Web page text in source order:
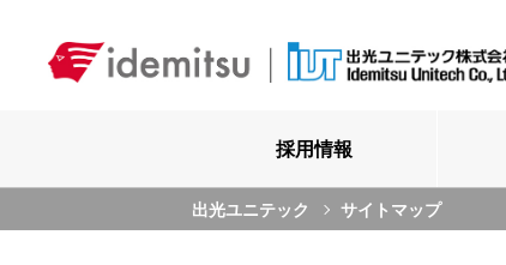
採用情報
出光ユニテック サイトマップ